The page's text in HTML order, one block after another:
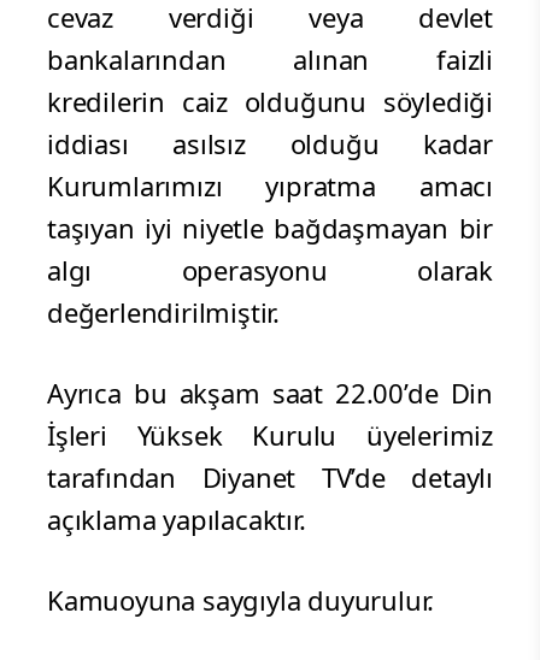
cevaz verdiği veya devlet
bankalarından alınan faizli
kredilerin caiz olduğunu söylediği
iddiası asılsız olduğu kadar
Kurumlarımızı yıpratma amacı
taşıyan iyi niyetle bağdaşmayan bir
algı operasyonu olarak
değerlendirilmiştir.
Ayrıca bu akşam saat 22.00’de Din
İşleri Yüksek Kurulu üyelerimiz
tarafından Diyanet TV’de detaylı
açıklama yapılacaktır.
Kamuoyuna saygıyla duyurulur.